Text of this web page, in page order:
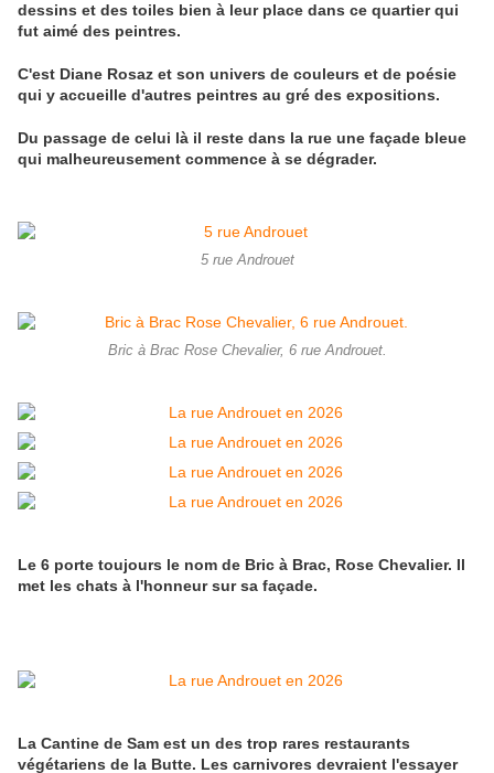
dessins et des toiles bien à leur place dans ce quartier qui
fut aimé des peintres.
C'est Diane Rosaz et son univers de couleurs et de poésie
qui y accueille d'autres peintres au gré des expositions.
Du passage de celui là il reste dans la rue une façade bleue
qui malheureusement commence à se dégrader.
5 rue Androuet
Bric à Brac Rose Chevalier, 6 rue Androuet.
Le 6 porte toujours le nom de Bric à Brac, Rose Chevalier. Il
met les chats à l'honneur sur sa façade.
La Cantine de Sam est un des trop rares restaurants
végétariens de la Butte. Les carnivores devraient l'essayer